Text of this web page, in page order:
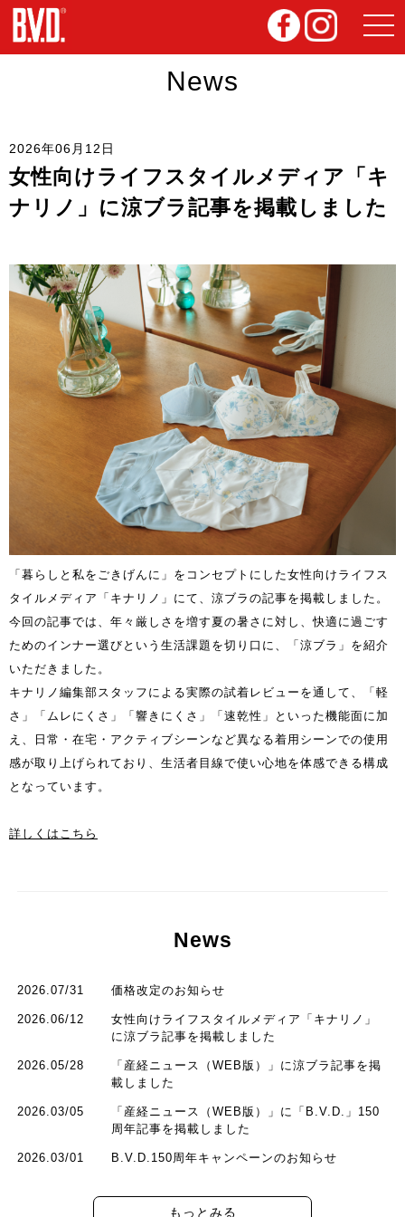
News
2026年06月12日
女性向けライフスタイルメディア「キ
ナリノ」に涼ブラ記事を掲載しました
「暮らしと私をごきげんに」をコンセプトにした女性向けライフス
タイルメディア「キナリノ」にて、涼ブラの記事を掲載しました。
今回の記事では、年々厳しさを増す夏の暑さに対し、快適に過ごす
ためのインナー選びという生活課題を切り口に、「涼ブラ」を紹介
いただきました。
キナリノ編集部スタッフによる実際の試着レビューを通して、「軽
さ」「ムレにくさ」「響きにくさ」「速乾性」といった機能面に加
え、日常・在宅・アクティブシーンなど異なる着用シーンでの使用
感が取り上げられており、生活者目線で使い心地を体感できる構成
となっています。
詳しくはこちら
News
2026.07/31 価格改定のお知らせ
2026.06/12
女性向けライフスタイルメディア「キナリノ」
に涼ブラ記事を掲載しました
2026.05/28
「産経ニュース（WEB版）」に涼ブラ記事を掲
載しました
2026.03/05
「産経ニュース（WEB版）」に「B.V.D.」150
周年記事を掲載しました
2026.03/01 B.V.D.150周年キャンペーンのお知らせ
もっとみる